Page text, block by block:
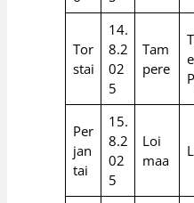
Tor
stai
14.
8.2
02
5
Tam
pere
Per
jan
tai
15.
8.2
02
5
Loi
maa